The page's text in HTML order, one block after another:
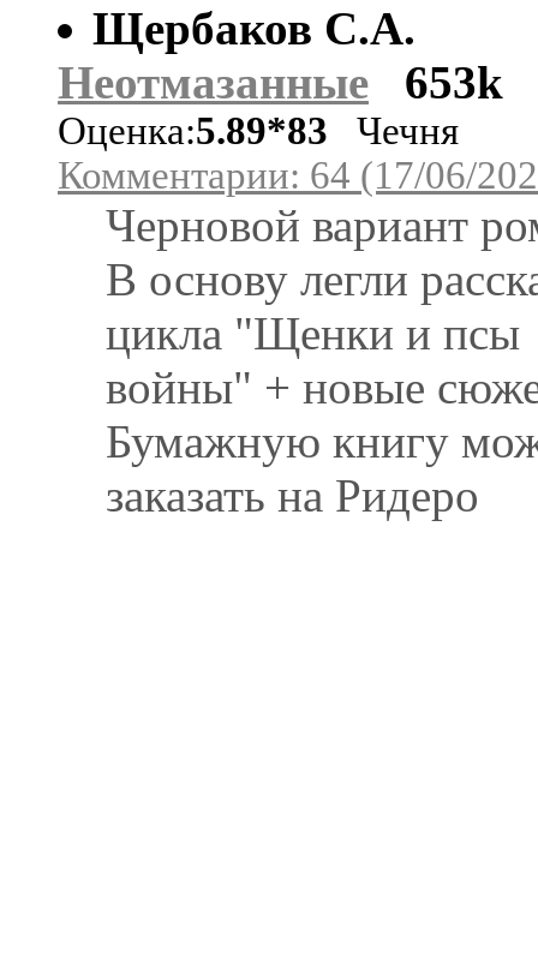
Щербаков С.А.
Неотмазанные
653k
Оценка:5.89*83 Чечня
Комментарии: 64 (17/06/
Черновой вариант
В основу легли
цикла "Щенки и псы
войны" + новые
Бумажную книгу
заказать на Ридеро